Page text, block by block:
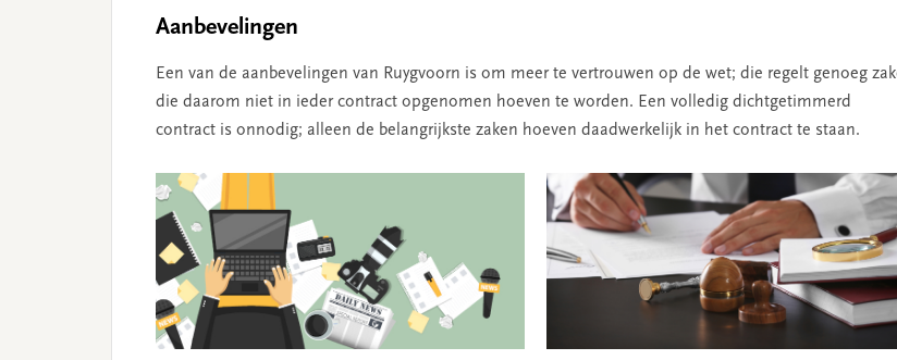
Aanbevelingen
Een van de aanbevelingen van Ruygvoorn is om meer te vertrouwen op de wet; die regelt genoeg
die daarom niet in ieder contract opgenomen hoeven te worden. Een volledig dichtgetimmerd
contract is onnodig; alleen de belangrijkste zaken hoeven daadwerkelijk in het contract te staan.